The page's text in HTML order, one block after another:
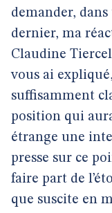
demander,
dernier, ma
Claudine
vous ai
suffisamment
position qui
étrange une
presse sur ce
faire part de
que suscite en